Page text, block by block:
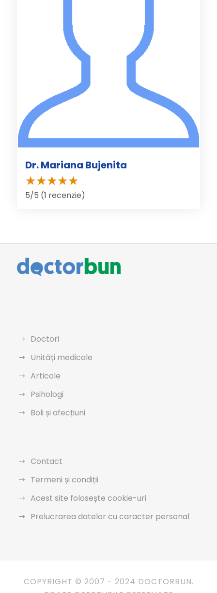
Dr. Mariana Bujenita
5/5 (1 recenzie)
Doctori
Unități medicale
Articole
Psihologi
Boli și afecțiuni
Contact
Termeni și condiții
Acest site folosește cookie-uri
Prelucrarea datelor cu caracter personal
COPYRIGHT © 2007 - 2024 DOCTORBUN.